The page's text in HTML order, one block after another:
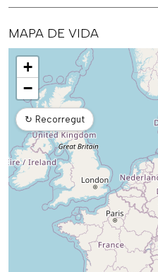
MAPA DE VIDA
Mapa
+
−
↻ Recorregut